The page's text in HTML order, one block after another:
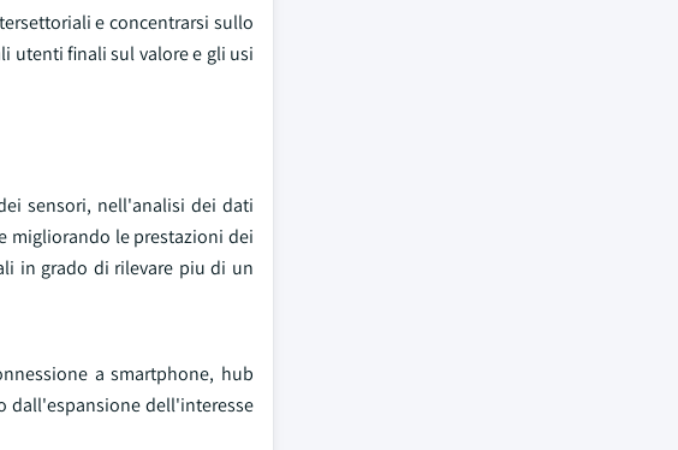
e concentrarsi sullo
utenti finali sul valore e gli usi
sensori, nell'analisi dei dati
migliorando le prestazioni dei
in grado di rilevare piu di un
a smartphone, hub
dall'espansione dell'interesse